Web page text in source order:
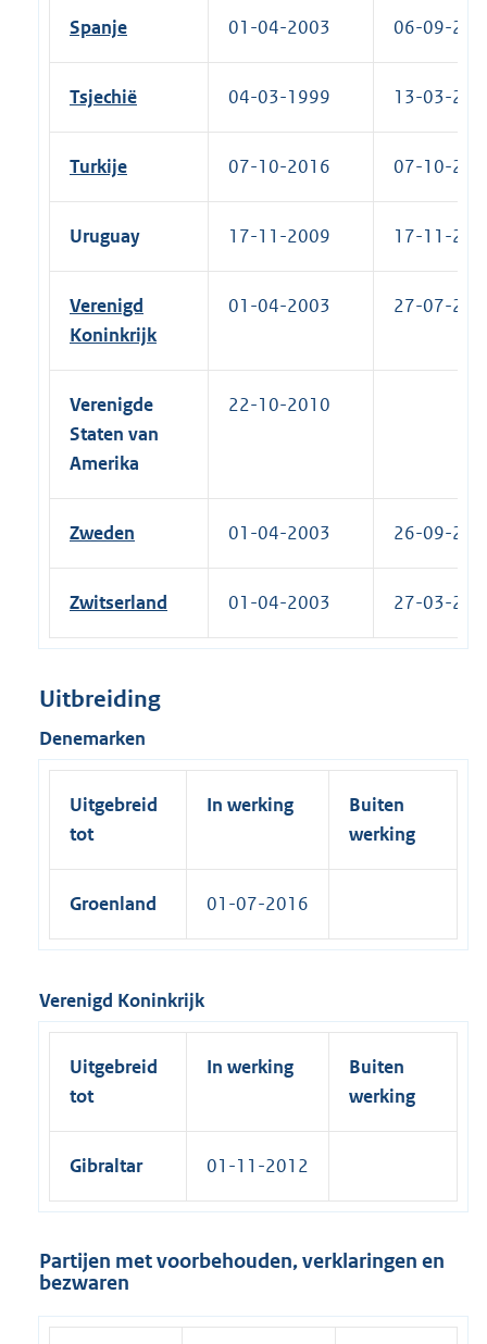
Spanje 01-04-2003 06-09-
Tsjechië 04-03-1999 13-03-
Turkije 07-10-2016 07-10-
Uruguay 17-11-2009 17-11-
Verenigd
Koninkrijk
01-04-2003 27-07-
Verenigde
Staten van
Amerika
22-10-2010
Zweden 01-04-2003 26-09-
Zwitserland 01-04-2003 27-03-
Uitbreiding
Denemarken
Uitgebreid
tot
In werking
Buiten
werking
Groenland 01-07-2016
Verenigd Koninkrijk
Uitgebreid
tot
In werking
Buiten
werking
Gibraltar 01-11-2012
Partijen met voorbehouden, verklaringen en
bezwaren